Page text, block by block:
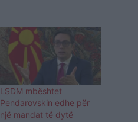
LSDM mbështet
Pendarovskin edhe për
një mandat të dytë